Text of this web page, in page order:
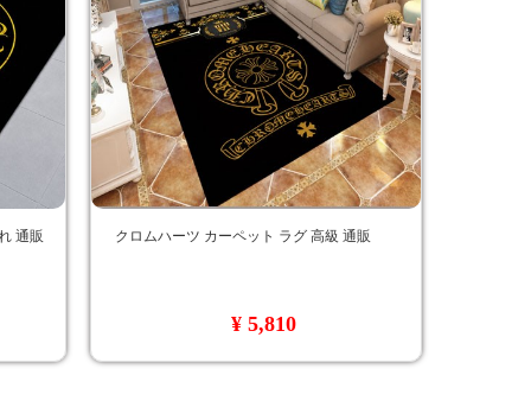
通販 クロムハーツ カーペット ラグ 高級 通販
¥ 5,810